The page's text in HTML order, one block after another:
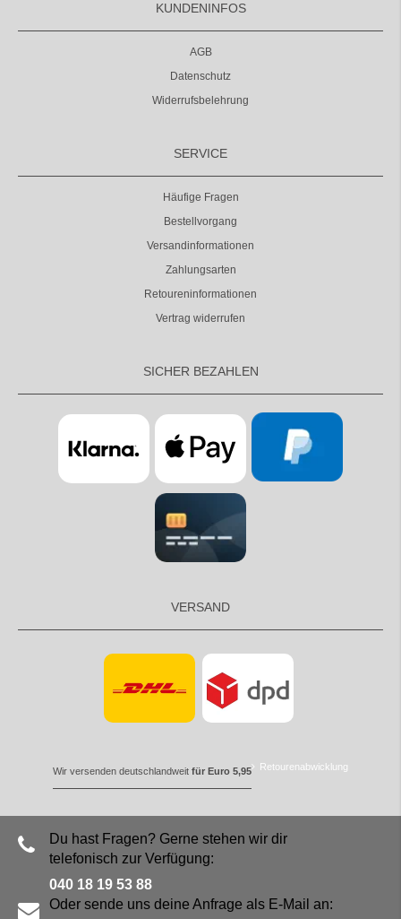
KUNDENINFOS
AGB
Datenschutz
Widerrufsbelehrung
SERVICE
Häufige Fragen
Bestellvorgang
Versandinformationen
Zahlungsarten
Retoureninformationen
Vertrag widerrufen
SICHER BEZAHLEN
VERSAND
Wir versenden deutschlandweit für Euro 5,95 Retourenabwicklung
Du hast Fragen? Gerne stehen wir dir
telefonisch zur Verfügung:
040 18 19 53 88
Oder sende uns deine Anfrage als E-Mail an: